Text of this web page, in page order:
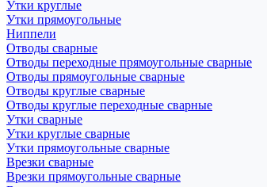
Утки круглые
Утки прямоугольные
Ниппели
Отводы сварные
Отводы переходные прямоугольные сварные
Отводы прямоугольные сварные
Отводы круглые сварные
Отводы круглые переходные сварные
Утки сварные
Утки круглые сварные
Утки прямоугольные сварные
Врезки сварные
Врезки прямоугольные сварные